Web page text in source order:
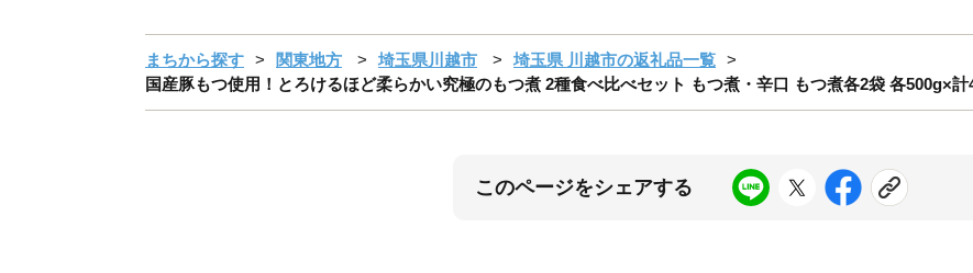
まちから探す 関東地方 埼玉県川越市
埼玉県 川越市の返礼品一覧
国産豚もつ使用！とろけるほど柔らかい究極のもつ煮 2種食べ比べセット もつ煮・辛口 もつ煮各2袋 各500g×計
このページをシェアする